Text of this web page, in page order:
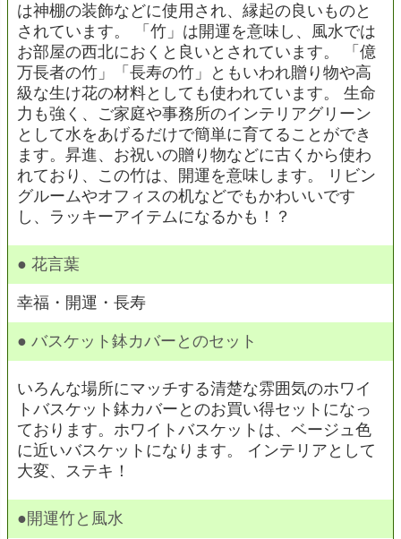
は神棚の装飾などに使用され、縁起の良いものと
されています。 「竹」は開運を意味し、風水では
お部屋の西北におくと良いとされています。 「億
万長者の竹」「長寿の竹」ともいわれ贈り物や高
級な生け花の材料としても使われています。 生命
力も強く、ご家庭や事務所のインテリアグリーン
として水をあげるだけで簡単に育てることができ
ます。昇進、お祝いの贈り物などに古くから使わ
れており、この竹は、開運を意味します。 リビン
グルームやオフィスの机などでもかわいいです
し、ラッキーアイテムになるかも！？
● 花言葉
幸福・開運・長寿
● バスケット鉢カバーとのセット
いろんな場所にマッチする清楚な雰囲気のホワイ
トバスケット鉢カバーとのお買い得セットになっ
ております。ホワイトバスケットは、ベージュ色
に近いバスケットになります。 インテリアとして
大変、ステキ！
●開運竹と風水